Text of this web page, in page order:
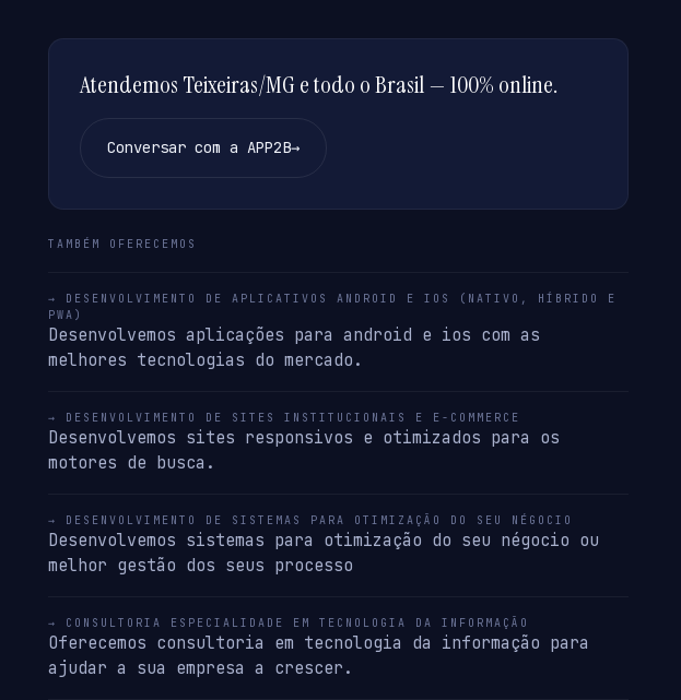
Atendemos Teixeiras/MG e todo o Brasil — 100% online.
Conversar com a APP2B→
TAMBÉM OFERECEMOS
→ DESENVOLVIMENTO DE APLICATIVOS ANDROID E IOS (NATIVO, HÍBRIDO E
PWA)
Desenvolvemos aplicações para android e ios com as
melhores tecnologias do mercado.
→ DESENVOLVIMENTO DE SITES INSTITUCIONAIS E E-COMMERCE
Desenvolvemos sites responsivos e otimizados para os
motores de busca.
→ DESENVOLVIMENTO DE SISTEMAS PARA OTIMIZAÇÃO DO SEU NÉGOCIO
Desenvolvemos sistemas para otimização do seu négocio ou
melhor gestão dos seus processo
→ CONSULTORIA ESPECIALIDADE EM TECNOLOGIA DA INFORMAÇÃO
Oferecemos consultoria em tecnologia da informação para
ajudar a sua empresa a crescer.